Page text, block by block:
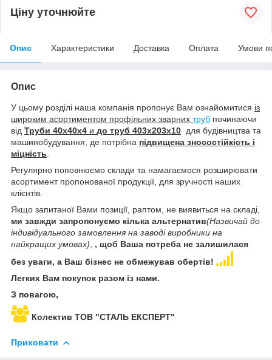
Ціну уточнюйте
Опис Характеристики Доставка Оплата Умови
Опис
У цьому розділі наша компанія пропонує Вам ознайомитися із
широким асортиментом профільних зварних труб починаючи
від Труби 40х40х4 и до труб 403х203х10 для будівництва та
машинобудування, де потрібна підвищена зносостійкість і
міцність
Регулярно поповнюємо склади та намагаємося розширювати
асортимент пропонованої продукції, для зручності наших
клієнтів.
Якщо запитаної Вами позиції, раптом, не виявиться на складі,
ми завжди запропонуємо кілька альтернатив(Назвичай до
індивідуального замовлення на заводі виробники на
найкращих умовах)
, щоб Ваша потреба не залишилася
без уваги, а Ваш бізнес не обмежував обертів!
Легких Вам покупок разом із нами.
З повагою,
Колектив ТОВ "СТАЛЬ ЕКСПЕРТ"
Приховати